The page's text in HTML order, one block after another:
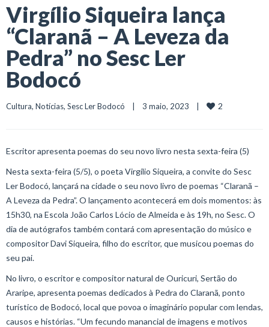
Virgílio Siqueira lança
“Claranã – A Leveza da
Pedra” no Sesc Ler
Bodocó
Cultura, Notícias, Sesc Ler Bodocó
    |    3 maio, 2023    |
2
Escritor apresenta poemas do seu novo livro nesta sexta-feira (5)
Nesta sexta-feira (5/5), o poeta Virgílio Siqueira, a convite do Sesc
Ler Bodocó, lançará na cidade o seu novo livro de poemas “Claranã –
A Leveza da Pedra”. O lançamento acontecerá em dois momentos: às
15h30, na Escola João Carlos Lócio de Almeida e às 19h, no Sesc. O
dia de autógrafos também contará com apresentação do músico e
compositor Davi Siqueira, filho do escritor, que musicou poemas do
seu pai.
No livro, o escritor e compositor natural de Ouricuri, Sertão do
Araripe, apresenta poemas dedicados à Pedra do Claranã, ponto
turístico de Bodocó, local que povoa o imaginário popular com lendas,
causos e histórias. “Um fecundo manancial de imagens e motivos